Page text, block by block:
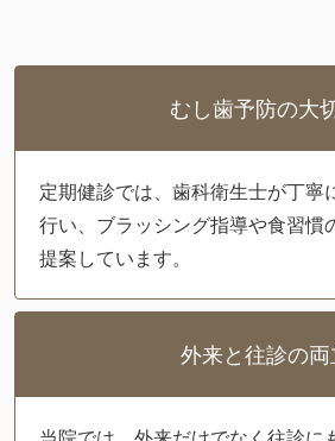
むし歯予防の大
定期健診では、歯科衛生士が丁寧
行い、ブラッシング指導や食習慣
提案しています。
外来と往診の両